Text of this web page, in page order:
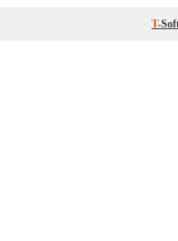
T-